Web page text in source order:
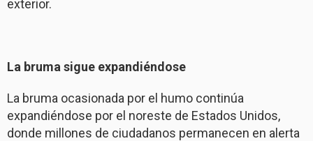
exterior.
La bruma sigue expandiéndose
La bruma ocasionada por el humo continúa
expandiéndose por el noreste de Estados Unidos,
donde millones de ciudadanos permanecen en alerta